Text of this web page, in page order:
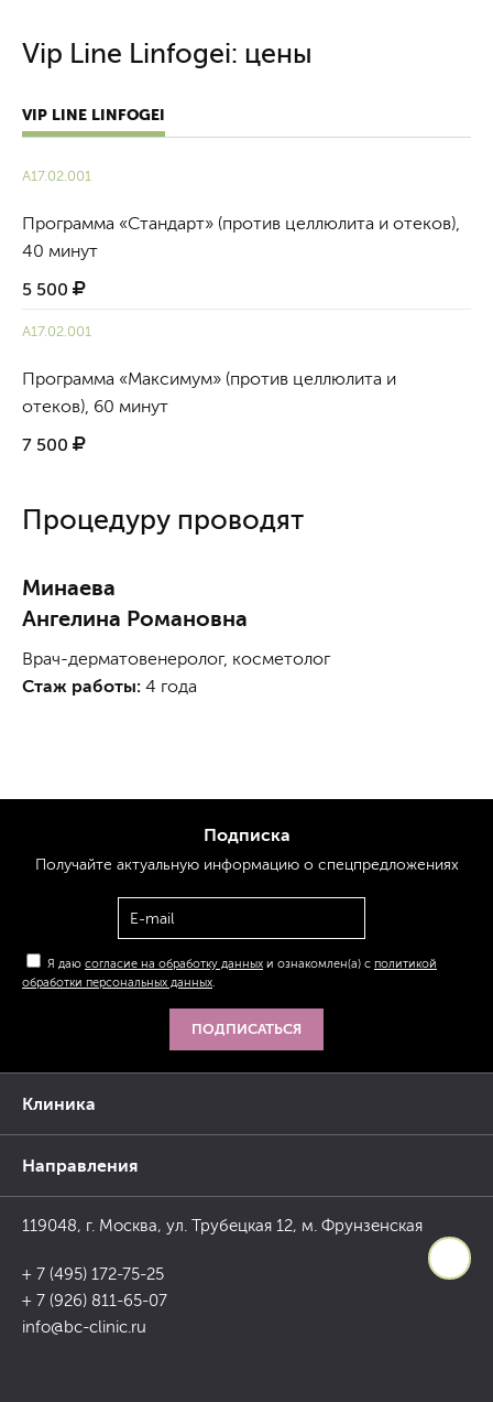
Vip Line Linfogei: цены
VIP LINE LINFOGEI
A17.02.001
Программа «Стандарт» (против целлюлита и отеков),
40 минут
5 500
A17.02.001
Программа «Максимум» (против целлюлита и
отеков), 60 минут
7 500
Процедуру проводят
Минаева
Ангелина Романовна
Врач-дерматовенеролог, косметолог
Стаж работы: 4 года
Клиника
Направления
119048, г. Москва, ул. Трубецкая 12, м. Фрунзенская
+ 7 (495) 172-75-25
+ 7 (926) 811-65-07
info@bc-clinic.ru
Подписка
Получайте актуальнуюинформациюо спецпредложениях
Я даю согласие на обработку данных и ознакомлен(а) с политикой
обработки персональных данных
ПОДПИСАТЬСЯ